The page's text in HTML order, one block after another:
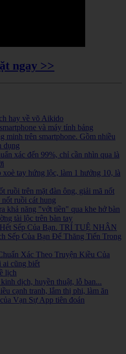
ngay >>
hay về võ Aikido
và máy tính bảng
minh trên smartphone. Gồm nhiều
dụng
xác đến 99%, chỉ cần nhìn qua là
xoè tay hứng lộc, làm 1 hưởng 10, là
ruồi trên mặt đàn ông, giải mã nốt
ruồi cát hung
khả năng "vớt tiền" qua khe hở bàn
tài lộc trên bàn tay
Sếp Của Bạn. TRÍ TUỆ NHÂN
Sếp Của Bạn Để Thăng Tiến Trong
Xác Theo Truyện Kiều Của
cũng biết
lịch
dịch, huyền thuật, lỗ ban...
cạnh tranh, lắm thị phi, làm ăn
Vạn Sự App tiên đoán